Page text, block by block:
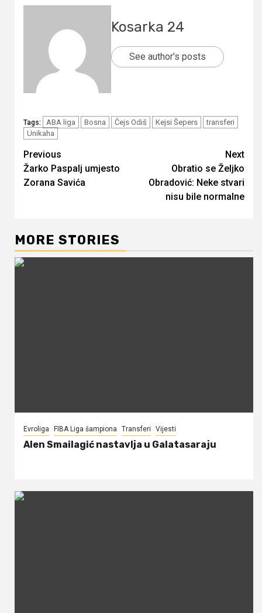
Kosarka 24
See author's posts
Tags: ABA liga Bosna Čejs Odiš Kejsi Šepers
transferi
Unikaha
Continue
Reading
Previous
Žarko Paspalj umjesto
Zorana Savića
Next
Obratio se Željko
Obradović: Neke stvari
nisu bile normalne
MORE STORIES
Evroliga FIBA Liga šampiona Transferi Vijesti
Alen Smailagić nastavlja u Galatasaraju